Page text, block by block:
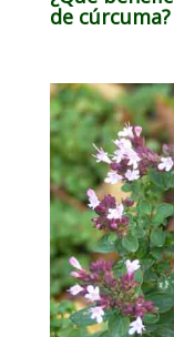
de cúrcuma?